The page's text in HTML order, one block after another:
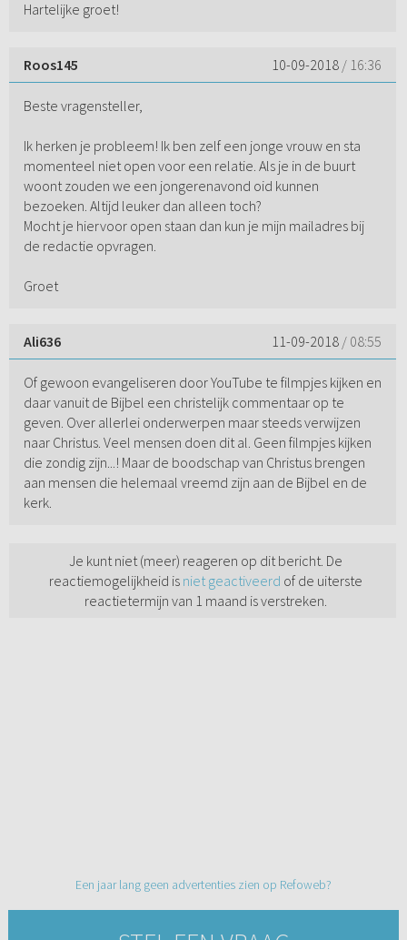
Hartelijke groet!
Roos145 10-09-2018 / 16:36
Beste vragensteller,
Ik herken je probleem! Ik ben zelf een jonge vrouw en sta
momenteel niet open voor een relatie. Als je in de buurt
woont zouden we een jongerenavond oid kunnen
bezoeken. Altijd leuker dan alleen toch?
Mocht je hiervoor open staan dan kun je mijn mailadres bij
de redactie opvragen.
Groet
Ali636 11-09-2018 / 08:55
Of gewoon evangeliseren door YouTube te filmpjes kijken en
daar vanuit de Bijbel een christelijk commentaar op te
geven. Over allerlei onderwerpen maar steeds verwijzen
naar Christus. Veel mensen doen dit al. Geen filmpjes kijken
die zondig zijn...! Maar de boodschap van Christus brengen
aan mensen die helemaal vreemd zijn aan de Bijbel en de
kerk.
Je kunt niet (meer) reageren op dit bericht. De
reactiemogelijkheid is niet geactiveerd of de uiterste
reactietermijn van 1 maand is verstreken.
Een jaar lang geen advertenties zien op Refoweb?